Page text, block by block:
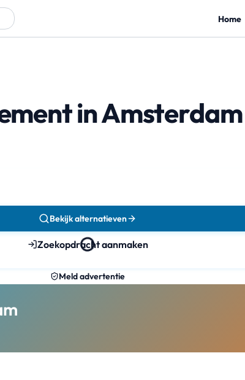
Home
in Amsterdam
Bekijk alternatieven
Zoekopdracht aanmaken
Meld advertentie